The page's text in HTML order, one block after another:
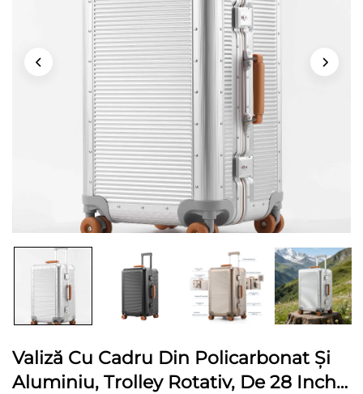
Valiză Cu Cadru Din Policarbonat Și
Aluminiu, Trolley Rotativ, De 28 Inch,